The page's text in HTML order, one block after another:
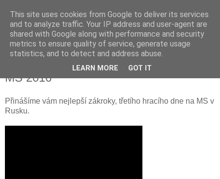
Top 5: Nejlepší brankářské zákroky na
MS 2016
Přinášíme vám nejlepší zákroky, třetího hracího dne na MS v
Rusku.
This site uses cookies from Google to deliver its services
and to analyze traffic. Your IP address and user-agent are
shared with Google along with performance and security
metrics to ensure quality of service, generate usage
statistics, and to detect and address abuse.
LEARN MORE GOT IT